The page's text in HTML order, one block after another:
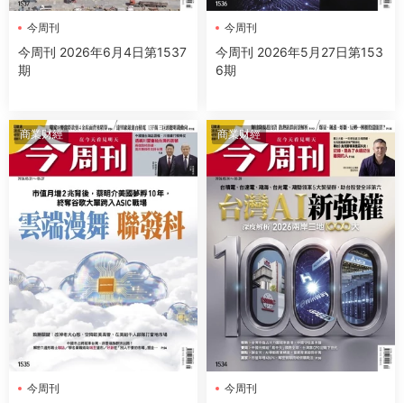
今周刊
今周刊 2026年6月4日第1537
期
今周刊
今周刊 2026年5月27日第153
6期
商業财經
今周刊
商業财經
今周刊